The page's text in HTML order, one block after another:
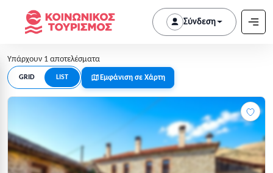
Σύνδεση
Υπάρχουν 1 αποτελέσματα
GRID LIST Εμφάνιση σε Χάρτη